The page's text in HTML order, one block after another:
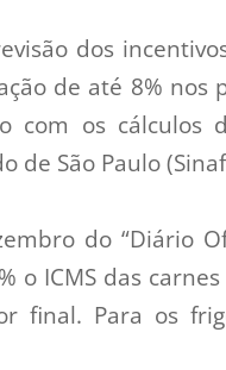
dos
de até 8% nos
com os cálculos
de São Paulo
do “Diário
o ICMS das
final. Para os